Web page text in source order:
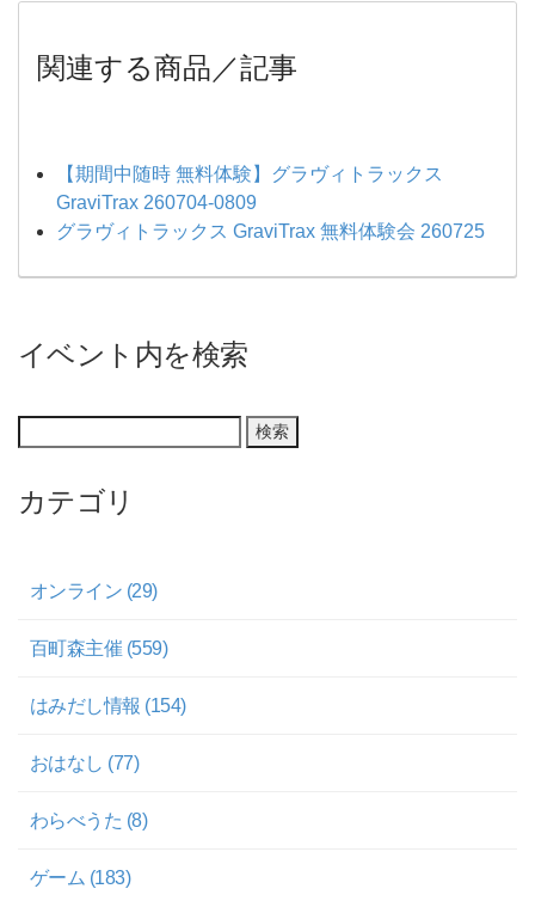
関連する商品／記事
【期間中随時 無料体験】グラヴィトラックス
GraviTrax 260704-0809
グラヴィトラックス GraviTrax 無料体験会 260725
イベント内を検索
カテゴリ
オンライン (29)
百町森主催 (559)
はみだし情報 (154)
おはなし (77)
わらべうた (8)
ゲーム (183)